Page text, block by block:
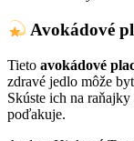
Avokádové
Tieto avokádové
zdravé jedlo môže
Skúste ich na
poďakuje.